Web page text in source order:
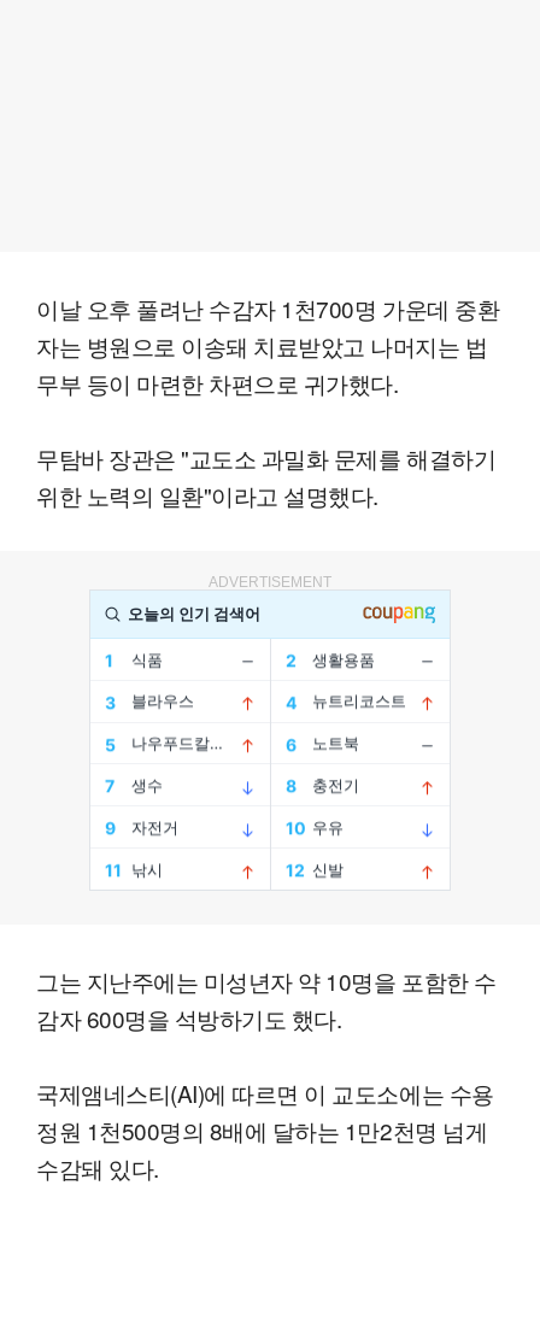
이날 오후 풀려난 수감자 1천700명 가운데 중환
자는 병원으로 이송돼 치료받았고 나머지는 법
무부 등이 마련한 차편으로 귀가했다.
무탐바 장관은 "교도소 과밀화 문제를 해결하기
위한 노력의 일환"이라고 설명했다.
ADVERTISEMENT
그는 지난주에는 미성년자 약 10명을 포함한 수
감자 600명을 석방하기도 했다.
국제앰네스티(AI)에 따르면 이 교도소에는 수용
정원 1천500명의 8배에 달하는 1만2천명 넘게
수감돼 있다.